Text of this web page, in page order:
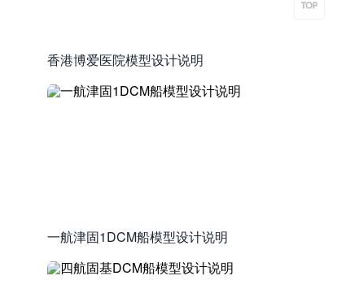
香港博爱医院模型设计说明
一航津固1DCM船模型设计说明